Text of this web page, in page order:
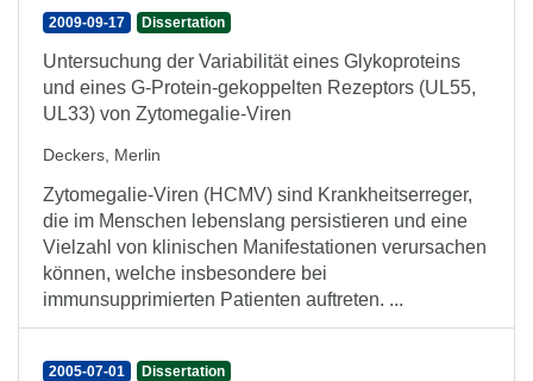
2009-09-17 Dissertation
Untersuchung der Variabilität eines Glykoproteins
und eines G-Protein-gekoppelten Rezeptors (UL55,
UL33) von Zytomegalie-Viren
Deckers, Merlin
Zytomegalie-Viren (HCMV) sind Krankheitserreger,
die im Menschen lebenslang persistieren und eine
Vielzahl von klinischen Manifestationen verursachen
können, welche insbesondere bei
immunsupprimierten Patienten auftreten. ...
2005-07-01 Dissertation